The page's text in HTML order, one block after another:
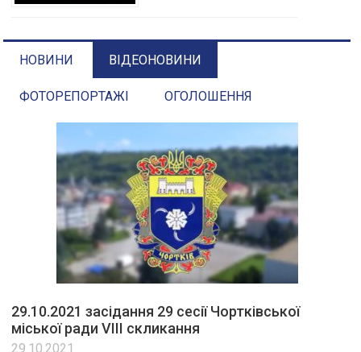
НОВИНИ ВІДЕОНОВИНИ
ФОТОРЕПОРТАЖІ ОГОЛОШЕННЯ
29.10.2021 засідання 29 сесії Чортківської
міської ради VIII скликання
29.10.2021